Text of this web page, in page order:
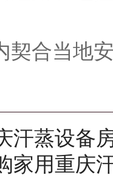
契合当地
汗蒸设备
家用重庆